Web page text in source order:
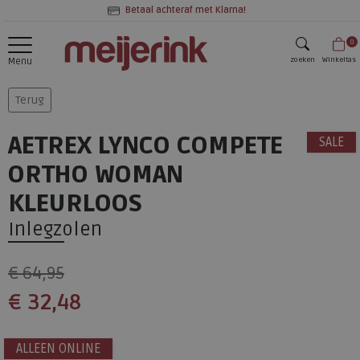
Betaal achteraf met Klarna!
Menu zoeken
0
Winkeltas
Terug
SALE
AETREX LYNCO COMPETE
ORTHO WOMAN
KLEURLOOS
Inlegzolen
€ 64,95
€ 32,48
ALLEEN ONLINE